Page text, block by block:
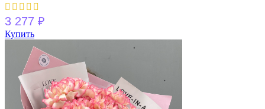
3 277 ₽
Купить